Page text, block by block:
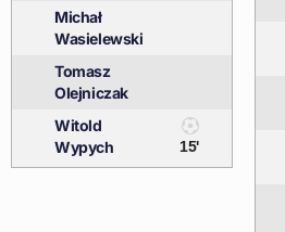
Michał
Wasielewski
Tomasz
Olejniczak
Witold
Wypych
15'